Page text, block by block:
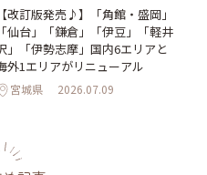
【改訂版発売♪】「角館・盛岡」
「仙台」「鎌倉」「伊豆」「軽井
」「伊勢志摩」国内6エリアと
外1エリアがリニューアル
宮城県 2026.07.09